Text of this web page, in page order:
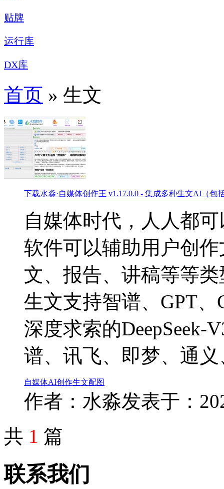
贴牌
运行库
DX库
首页 » 生文
下载水淼·自媒体创作王 v1.17.0.0 - 集成多种生文AI（
自媒体时代，人人都
软件可以辅助用户创
文、报告、讲稿等等
生文支持智谱、GPT
深度求索的DeepSeek-
谱、讯飞、即梦、通义
自媒体AI创作生文配图
作者：水淼发表于：
共 1 篇
联系我们